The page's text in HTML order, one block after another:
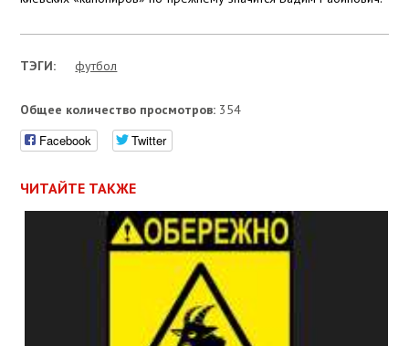
ТЭГИ: футбол
Общее количество просмотров: 354
Facebook Twitter
ЧИТАЙТЕ ТАКЖЕ